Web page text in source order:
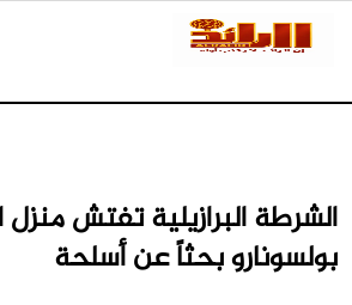
الشرطة البرازيلية تفتش
بولسونارو بحثاً عن أسلحة